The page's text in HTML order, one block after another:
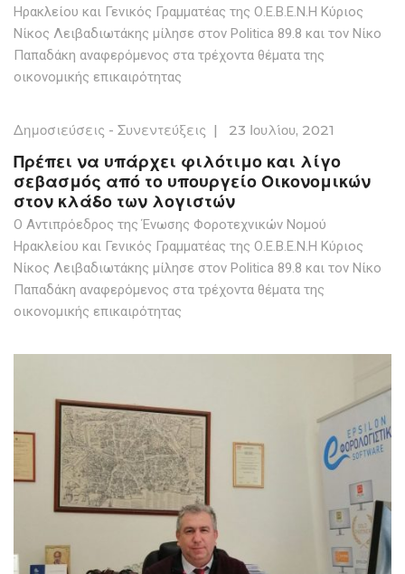
Ηρακλείου και Γενικός Γραμματέας της Ο.Ε.Β.Ε.Ν.Η Κύριος
Νίκος Λειβαδιωτάκης μίλησε στον Politica 89.8 και τον Νίκο
Παπαδάκη αναφερόμενος στα τρέχοντα θέματα της
οικονομικής επικαιρότητας
Δημοσιεύσεις - Συνεντεύξεις | 23 Ιουλίου, 2021
Πρέπει να υπάρχει φιλότιμο και λίγο
σεβασμός από το υπουργείο Οικονομικών
στον κλάδο των λογιστών
Ο Αντιπρόεδρος της Ένωσης Φοροτεχνικών Νομού
Ηρακλείου και Γενικός Γραμματέας της Ο.Ε.Β.Ε.Ν.Η Κύριος
Νίκος Λειβαδιωτάκης μίλησε στον Politica 89.8 και τον Νίκο
Παπαδάκη αναφερόμενος στα τρέχοντα θέματα της
οικονομικής επικαιρότητας